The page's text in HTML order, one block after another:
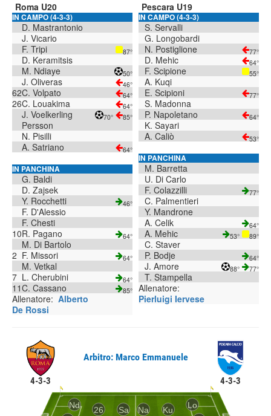
Roma U20
IN CAMPO (4-3-3)
D. Mastrantonio
J. Vicario
F. Tripi
87°
D. Keramitsis
M. Ndiaye
50°
J. Oliveras 46°
62C. Volpato 64°
26C. Louakima 64°
J. Voelkerling
Persson
70° 85°
N. Pisilli
A. Satriano
64°
IN PANCHINA
G. Baldi
D. Zajsek
Y. Rocchetti
46°
F. D'Alessio
F. Chesti
10R. Pagano 64°
M. Di Bartolo
2 F. Missori 64°
M. Vetkal
7 L. Cherubini 64°
11C. Cassano 85°
Allenatore: Alberto
De Rossi
Pescara U19
IN CAMPO (4-3-3)
S. Servalli
G. Longobardi
N. Postiglione
77°
D. Mehic 64°
F. Scipione 55°
A. Kuqi
E. Scipioni
77°
S. Madonna
P. Napoletano
64°
K. Sayari
A. Caliò
53°
IN PANCHINA
M. Barretta
U. Di Carlo
F. Colazzilli
77°
C. Palmentieri
Y. Mandrone
A. Celik
64°
A. Mehic 53° 89°
C. Staver
P. Bodje
64°
J. Amore 88° 77°
T. Stampella
Allenatore:
Pierluigi Iervese
4-3-3
Arbitro: Marco Emmanuele
4-3-3
Lo
Nd Ku
26 Na
Sa